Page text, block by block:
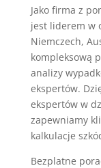
Jako firma z
jest liderem w
Niemczech,
kompleksową
analizy
ekspertów.
ekspertów w
zapewniamy
kalkulacje
Bezplatne